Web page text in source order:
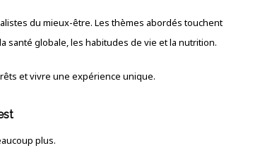
du mieux-être. Les thèmes abordés touchent
santé globale, les habitudes de vie et la nutrition.
et vivre une expérience unique.
plus.